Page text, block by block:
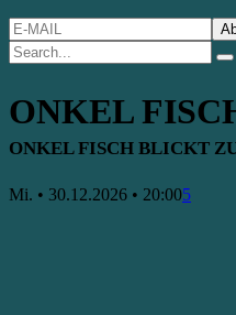
ONKEL
ONKEL FISCH BLICKT
Mi. • 30.12.2026 • 20:005